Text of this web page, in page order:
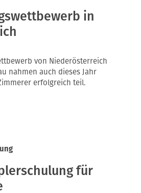
in
von Niederösterreich
nahmen auch dieses Jahr
erfolgreich teil.
für